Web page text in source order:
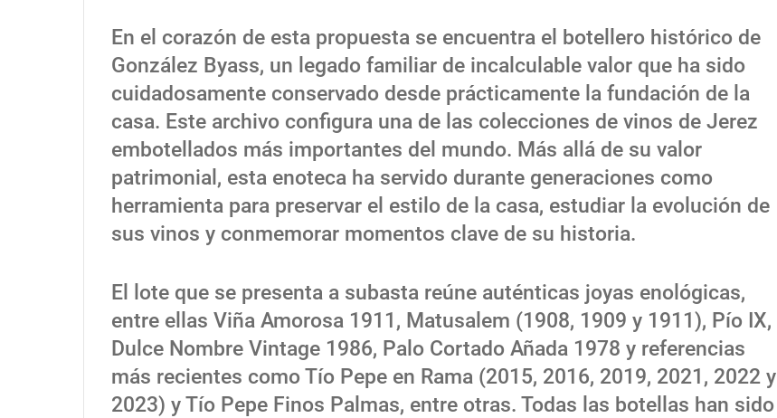
En el corazón de esta propuesta se encuentra el botellero histórico de
González Byass, un legado familiar de incalculable valor que ha sido
cuidadosamente conservado desde prácticamente la fundación de la
casa. Este archivo configura una de las colecciones de vinos de Jerez
embotellados más importantes del mundo. Más allá de su valor
patrimonial, esta enoteca ha servido durante generaciones como
herramienta para preservar el estilo de la casa, estudiar la evolución de
sus vinos y conmemorar momentos clave de su historia.
El lote que se presenta a subasta reúne auténticas joyas enológicas,
entre ellas Viña Amorosa 1911, Matusalem (1908, 1909 y 1911), Pío IX,
Dulce Nombre Vintage 1986, Palo Cortado Añada 1978 y referencias
más recientes como Tío Pepe en Rama (2015, 2016, 2019, 2021, 2022 y
2023) y Tío Pepe Finos Palmas, entre otras. Todas las botellas han sido